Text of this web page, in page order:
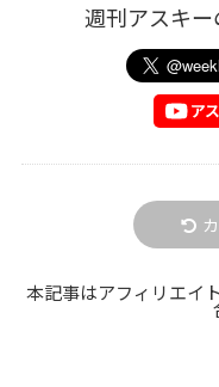
週刊アスキ
本記事はアフィリエイ